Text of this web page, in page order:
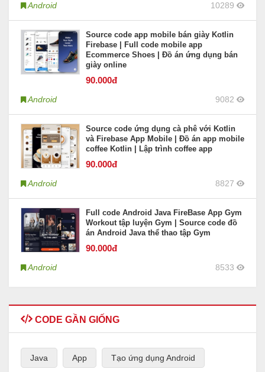
Android 10289
Source code app mobile bán giày Kotlin
Firebase | Full code mobile app
Ecommerce Shoes | Đồ án ứng dụng bán
giày online
90.000đ
Android 9082
Source code ứng dụng cà phê với Kotlin
và Firebase App Mobile | Đồ án app mobile
coffee Kotlin | Lập trình coffee app
90.000đ
Android 8827
Full code Android Java FireBase App Gym
Workout tập luyện Gym | Source code đồ
án Android Java thể thao tập Gym
90.000đ
Android 8533
CODE GẦN GIỐNG
Java App Tạo ứng dụng Android